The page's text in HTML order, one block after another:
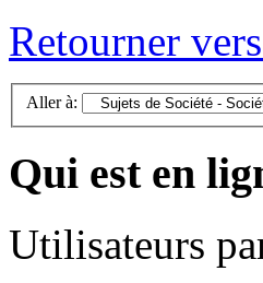
Retourner
Aller à:
Qui est en
Utilisateurs